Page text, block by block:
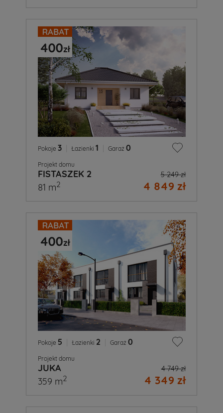
Pokoje 3 Łazienki 1 Garaż 0
Projekt domu
FISTASZEK 2 5 249 zł
4 849 zł
81 m2
Pokoje 5 Łazienki 2 Garaż 0
Projekt domu
JUKA 4 749 zł
4 349 zł
359 m2